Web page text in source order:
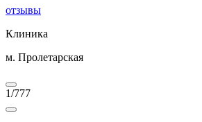
отзывы
Клиника
м. Пролетарская
1/777